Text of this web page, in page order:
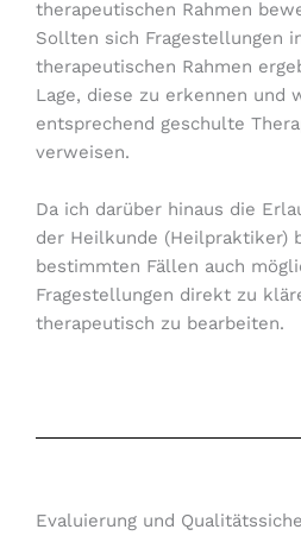
therapeutischen Rahmen
Sollten sich Fragestellungen
therapeutischen Rahmen
Lage, diese zu erkennen und
entsprechend geschulte
verweisen.
Da ich darüber hinaus die
der Heilkunde (Heilpraktiker)
bestimmten Fällen auch
Fragestellungen direkt zu
therapeutisch zu bearbeiten.
Evaluierung und